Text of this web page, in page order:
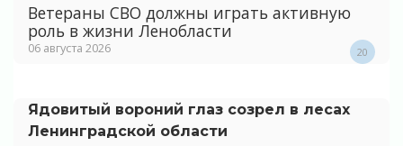
Ветераны СВО должны играть активную
роль в жизни Ленобласти
06 августа 2026 20
Ядовитый вороний глаз созрел в лесах
Ленинградской области